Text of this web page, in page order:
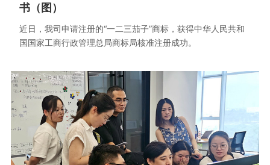
书（图）
近日，我司申请注册的“一二三茄子”商标，获得中华人民共和
国国家工商行政管理总局商标局核准注册成功。